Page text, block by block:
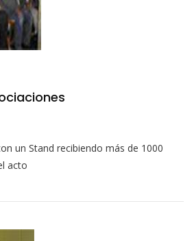
un Stand recibiendo más de 1000
acto